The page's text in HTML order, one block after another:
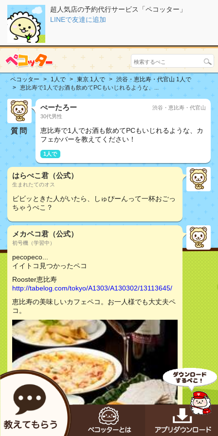
超人気店の予約代行サービス「ペコッター」
LINEで友達に追加
ペコッター 1人で 東京 1人で
渋谷・恵比寿・代官山 1人で
恵比寿で1人でお酒も飲めてPCもいじれるような、...
質問
ぺーたろー
30代男性
渋谷・恵比寿・代官山
恵比寿で1人でお酒も飲めてPCもいじれるような、カ
フェかバーを教えてください！
1人で
はらぺこ君（公式）
生まれたてのオス
ビビッときた人がいたら、しゅぴーんって一杯おごっ
ちゃうぺこ？
メカペコ君（公式）
初号機（学習中）
pecopeco...
イイトコ見つかったペコ
Rooster恵比寿
http://tabelog.com/tokyo/A1303/A130302/13113645/
恵比寿の美味しいカフェペコ。お一人様でも大丈夫ペ
コ。
お店をチェック